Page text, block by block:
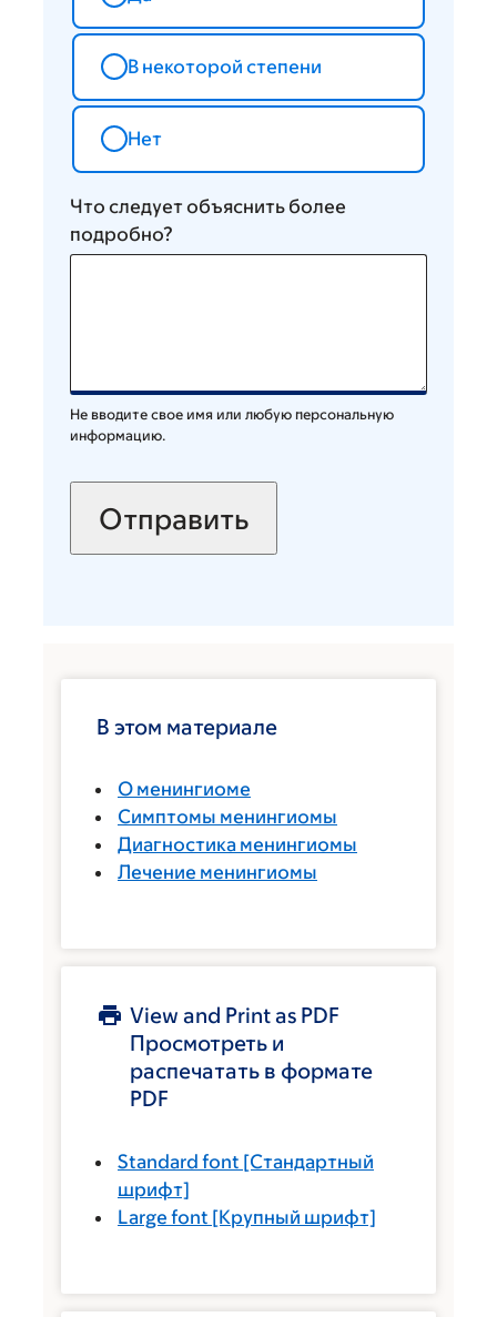
В некоторой степени
Нет
Что следует объяснить более
подробно?
Не вводите свое имя или любую персональную
информацию.
В этом материале
О менингиоме
Симптомы менингиомы
Диагностика менингиомы
Лечение менингиомы
View and Print as PDF
Просмотреть и
распечатать в формате
PDF
Standard font [Стандартный
шрифт]
Large font [Крупный шрифт]